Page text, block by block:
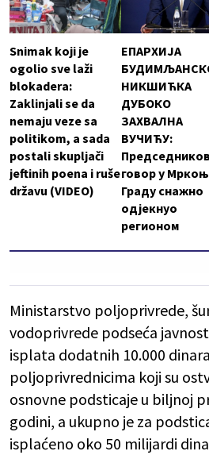
Snimak koji je
ogolio sve laži
blokadera:
Zaklinjali se da
nemaju veze sa
politikom, a sada
postali skupljači
jeftinih poena i ruše
državu (VIDEO)
ЕПАРХИЈА
НИКШИЋКА
ДУБОКО
ЗАХВАЛНА
ВУЧИЋУ:
Председников
говор у
Граду снажно
одјекнуо
регионом
Ministarstvo poljoprivrede,
vodoprivrede podseća
isplata dodatnih 10.000
poljoprivrednicima koji su
osnovne podsticaje u biljnoj
godini, a ukupno je za
isplaćeno oko 50 milijardi